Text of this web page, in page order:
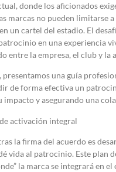
donde los aficionados
marcas no pueden limitarse
un cartel del estadio. El
en una experiencia
entre la empresa, el club y la
una guía
de forma efectiva un
impacto y asegurando una
activación integral
la firma del acuerdo es
vida al patrocinio. Este plan
la marca se integrará en